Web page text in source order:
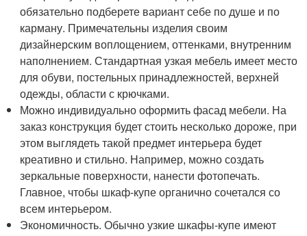
обязательно подберете вариант себе по душе и по
карману. Примечательны изделия своим
дизайнерским воплощением, оттенками, внутренним
наполнением. Стандартная узкая мебель имеет место
для обуви, постельных принадлежностей, верхней
одежды, области с крючками.
Можно индивидуально оформить фасад мебели. На
заказ конструкция будет стоить несколько дороже, при
этом выглядеть такой предмет интерьера будет
креативно и стильно. Например, можно создать
зеркальные поверхности, нанести фотопечать.
Главное, чтобы шкаф-купе органично сочетался со
всем интерьером.
Экономичность. Обычно узкие шкафы-купе имеют